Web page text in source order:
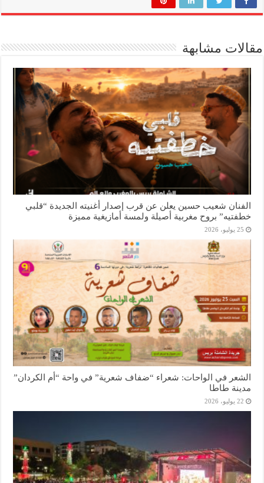
مقالات مشابهة
الفنان شعيب حسين يعلن عن قرب إصدار أغنيته الجديدة “قلبي
خطفتيه” بروح مغربية أصيلة ولمسة أمازيغية مميزة
25 يوليو، 2026
الشعر في الواحات: شعراء “ضفاف شعرية” في واحة “أم الكردان”
مدينة طاطا
22 يوليو، 2026